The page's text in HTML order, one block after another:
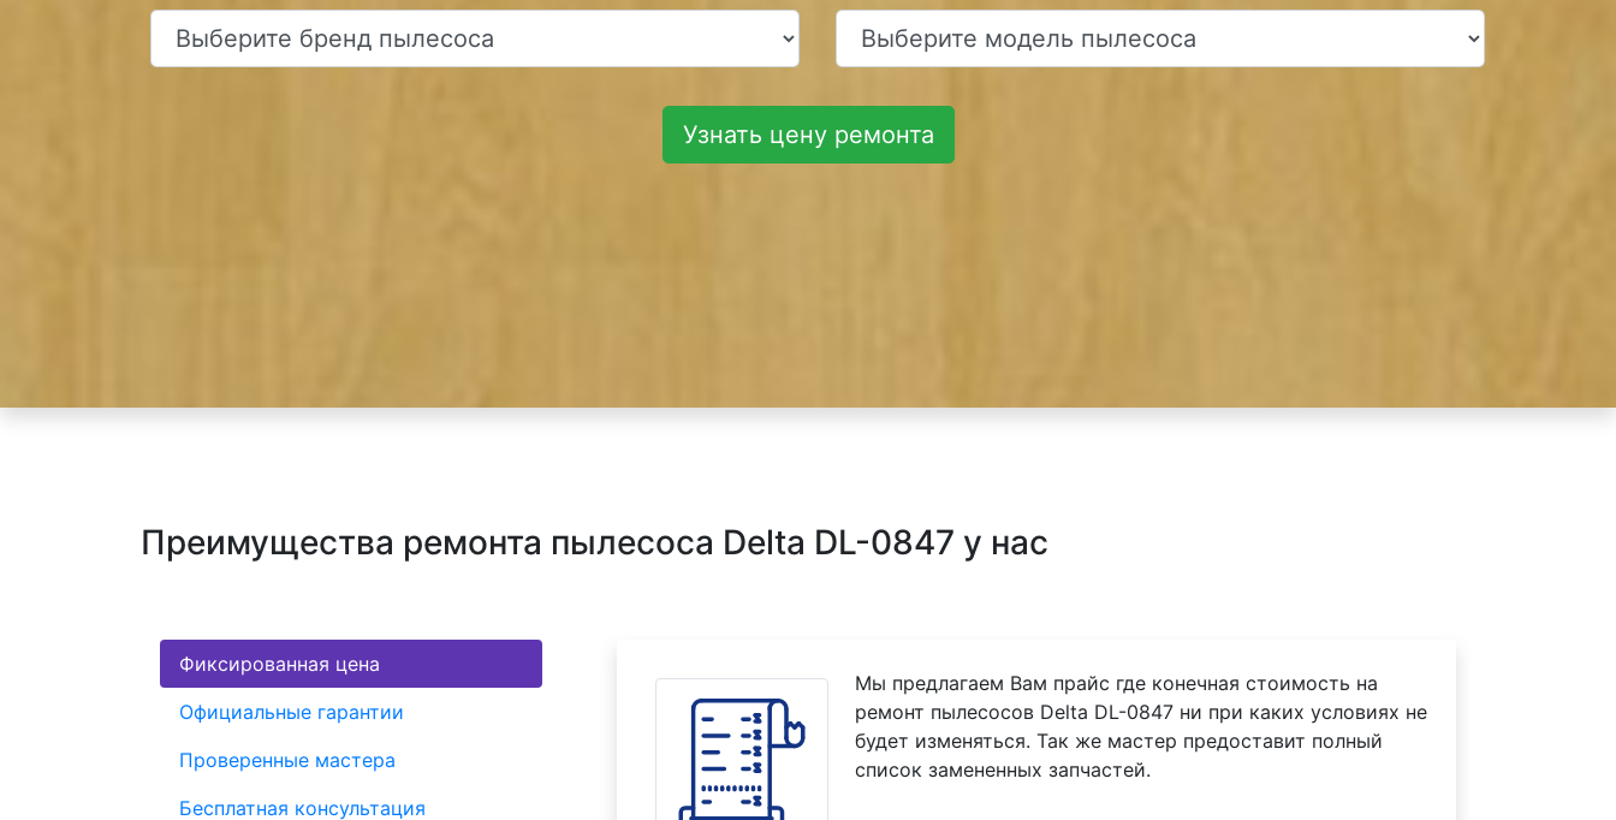
Узнать цену ремонта
Преимущества ремонта пылесоса Delta DL-0847 у нас
Фиксированная цена
Официальные гарантии
Проверенные мастера
Бесплатная консультация
Мы предлагаем Вам прайс где конечная стоимость на
ремонт пылесосов Delta DL-0847 ни при каких условиях не
будет изменяться. Так же мастер предоставит полный
список замененных запчастей.